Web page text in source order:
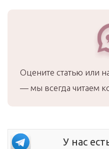
Оцените статью или
— мы всегда читаем
У нас